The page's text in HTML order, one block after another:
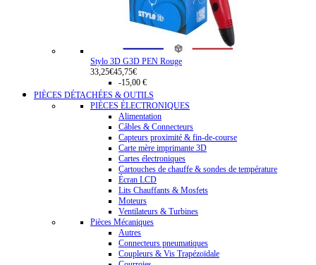
Stylo 3D G3D PEN Rouge
33,25€45,75€
-15,00 €
PIÈCES DÉTACHÉES & OUTILS
PIÈCES ÉLECTRONIQUES
Alimentation
Câbles & Connecteurs
Capteurs proximité & fin-de-course
Carte mère imprimante 3D
Cartes électroniques
Cartouches de chauffe & sondes de température
Écran LCD
Lits Chauffants & Mosfets
Moteurs
Ventilateurs & Turbines
Pièces Mécaniques
Autres
Connecteurs pneumatiques
Coupleurs & Vis Trapézoïdale